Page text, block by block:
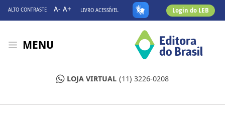
ALTO CONTRASTE A- A+ LIVRO ACESSÍVEL Login do LEB
MENU
LOJA VIRTUAL (11) 3226-0208